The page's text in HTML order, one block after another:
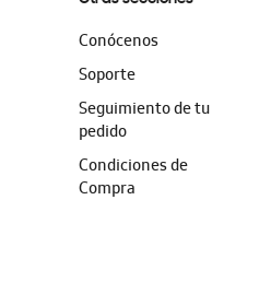
Conócenos
Soporte
Seguimiento de tu
pedido
Condiciones de
Compra